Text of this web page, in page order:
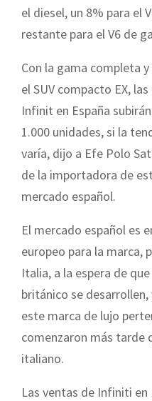
el diesel, un 8% para el
restante para el V6 de
Con la gama completa
el SUV compacto EX,
Infinit en España
1.000 unidades, si la
varía, dijo a Efe Polo
de la importadora de
mercado español.
El mercado español es
europeo para la marca,
Italia, a la espera de
británico se
este marca de lujo
comenzaron más tarde
italiano.
Las ventas de Infiniti